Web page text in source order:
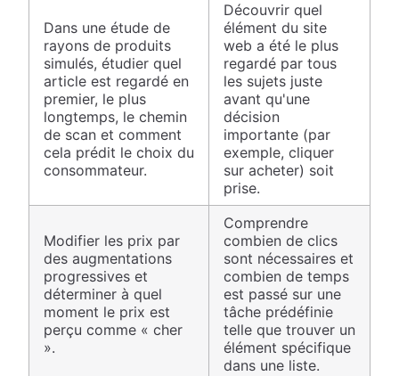
Dans une étude de
rayons de produits
simulés, étudier quel
article est regardé en
premier, le plus
longtemps, le chemin
de scan et comment
cela prédit le choix du
consommateur.
Découvrir quel
élément du site
web a été le plus
regardé par tous
les sujets juste
avant qu'une
décision
importante (par
exemple, cliquer
sur acheter) soit
prise.
Modifier les prix par
des augmentations
progressives et
déterminer à quel
moment le prix est
perçu comme « cher
».
Comprendre
combien de clics
sont nécessaires et
combien de temps
est passé sur une
tâche prédéfinie
telle que trouver un
élément spécifique
dans une liste.